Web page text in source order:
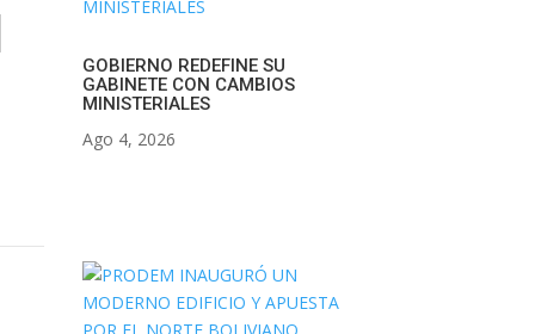
GOBIERNO REDEFINE SU
GABINETE CON CAMBIOS
MINISTERIALES
Ago 4, 2026